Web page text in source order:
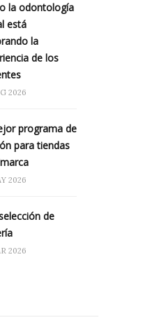
la odontología
está
la
de los
2026
programa de
para tiendas
2026
de
2026